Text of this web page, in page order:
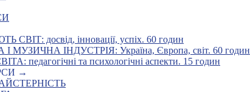
досвід, інновації, успіх. 60 годин
ІНДУСТРІЯ: Україна, Європа, світ. 60 годин
педагогічні та психологічні аспекти. 15 годин
→